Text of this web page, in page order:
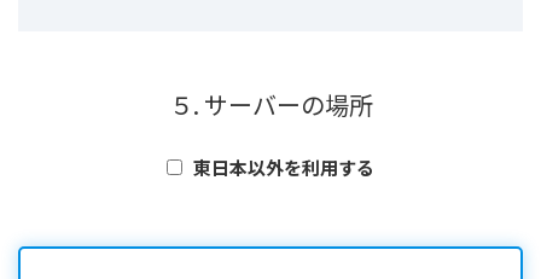
５. サーバーの場所
東日本以外を利用する